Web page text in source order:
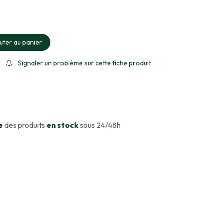
sélectionné
au panier
Signaler un problème sur cette fiche produit
des produits en stocksous 24/48h